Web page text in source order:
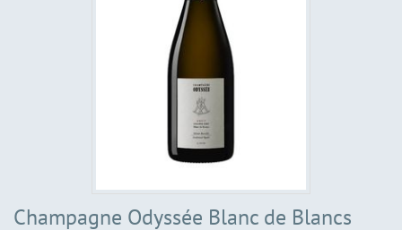
Champagne Odyssée Blanc de Blancs